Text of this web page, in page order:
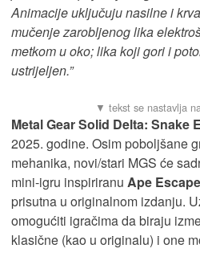
Animacije uključuju nasilne i
mučenje zarobljenog lika
metkom u oko; lika koji gori i
ustrijeljen.”
Metal Gear Solid Delta: Snake
2025. godine. Osim poboljšane
mehanika, novi/stari MGS će
mini-igru inspiriranu Ape Escape
prisutna u originalnom izdanju.
omogućiti igračima da biraju
klasične (kao u originalu) i one